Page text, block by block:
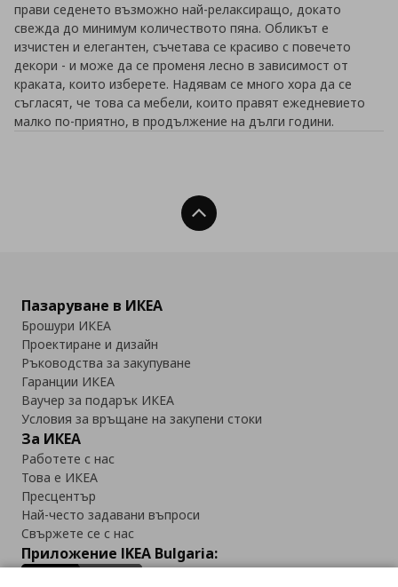
прави седенето възможно най-релаксиращо, докато
свежда до минимум количеството пяна. Обликът е
изчистен и елегантен, съчетава се красиво с повечето
декори - и може да се променя лесно в зависимост от
краката, които изберете. Надявам се много хора да се
съгласят, че това са мебели, които правят ежедневието
малко по-приятно, в продължение на дълги години.
Нагоре
Пазаруване в ИКЕА
Брошури ИКЕА
Проектиране и дизайн
Ръководства за закупуване
Гаранции ИКЕА
Ваучер за подарък ИКЕА
Условия за връщане на закупени стоки
За ИКЕА
Работете с нас
Това е ИКЕА
Пресцентър
Най-често задавани въпроси
Свържете се с нас
Приложение IKEA Bulgaria: